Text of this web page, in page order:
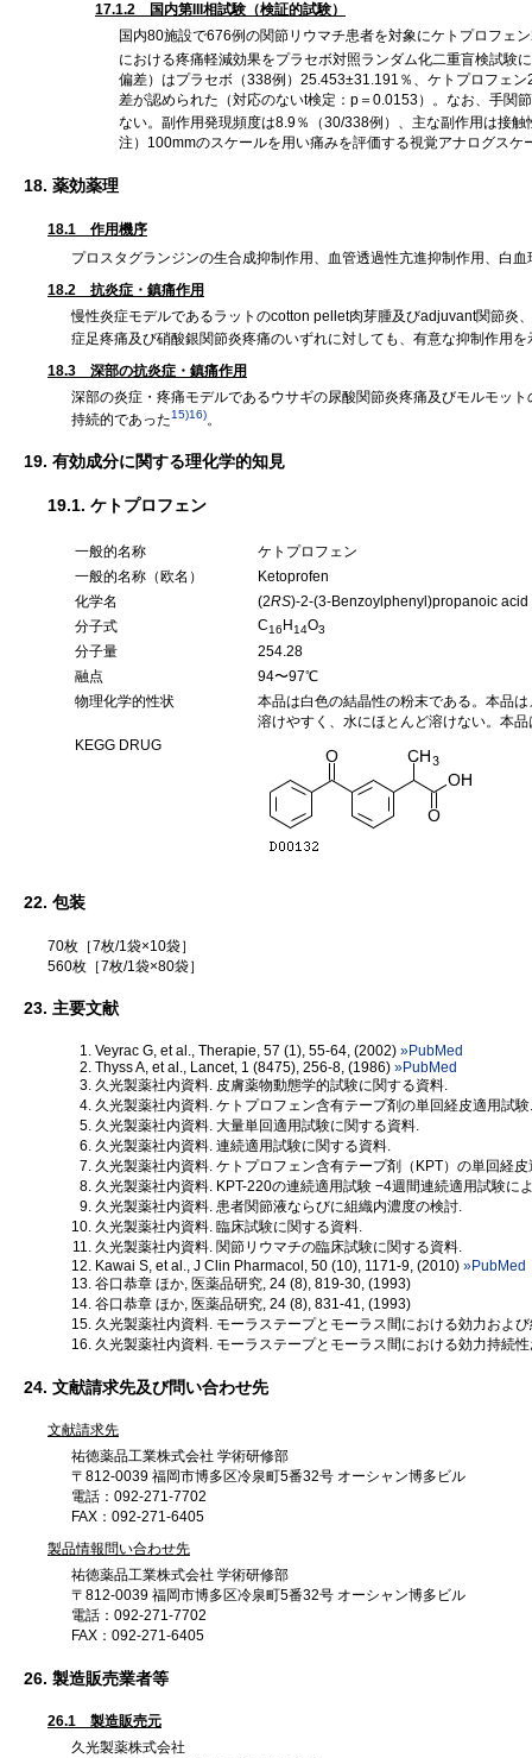
17.1.2 国内第III相試験（検証的試験）
国内80施設で676例の関節リウマチ患者を対象にケトプロフェ
における疼痛軽減効果をプラセボ対照ランダム化二重盲検試験
偏差）はプラセボ（338例）25.453±31.191％、ケトプロフェ
差が認められた（対応のないt検定：p＝0.0153）。なお、手関
ない。副作用発現頻度は8.9％（30/338例）、主な副作用は接
注）100mmのスケールを用い痛みを評価する視覚アナログス
18. 薬効薬理
18.1 作用機序
プロスタグランジンの生合成抑制作用、血管透過性亢進抑制作用、白
18.2 抗炎症・鎮痛作用
慢性炎症モデルであるラットのcotton pellet肉芽腫及びadjuvant関節
症足疼痛及び硝酸銀関節炎疼痛のいずれに対しても、有意な抑制作用を
18.3 深部の抗炎症・鎮痛作用
深部の炎症・疼痛モデルであるウサギの尿酸関節炎疼痛及びモルモッ
持続的であった15)16)。
19. 有効成分に関する理化学的知見
19.1. ケトプロフェン
一般的名称
ケトプロフェン
一般的名称（欧名）
Ketoprofen
化学名
(2RS)-2-(3-Benzoylphenyl)propanoic acid
分子式
C16 H14O3
分子量
254.28
融点
94〜97℃
物理化学的性状
本品は白色の結晶性の粉末である。本品
溶けやすく、水にほとんど溶けない。本
KEGG DRUG
22. 包装
70枚［7枚/1袋×10袋］
560枚［7枚/1袋×80袋］
23. 主要文献
Veyrac G, et al., Therapie, 57 (1), 55-64, (2002) »PubMed
Thyss A, et al., Lancet, 1 (8475), 256-8, (1986) »PubMed
久光製薬社内資料. 皮膚薬物動態学的試験に関する資料.
久光製薬社内資料. ケトプロフェン含有テープ剤の単回経皮適用試験.
久光製薬社内資料. 大量単回適用試験に関する資料.
久光製薬社内資料. 連続適用試験に関する資料.
久光製薬社内資料. ケトプロフェン含有テープ剤（KPT）の単回経
久光製薬社内資料. KPT-220の連続適用試験 −4週間連続適用試験に
久光製薬社内資料. 患者関節液ならびに組織内濃度の検討.
久光製薬社内資料. 臨床試験に関する資料.
久光製薬社内資料. 関節リウマチの臨床試験に関する資料.
Kawai S, et al., J Clin Pharmacol, 50 (10), 1171-9, (2010) »PubMed
谷口恭章 ほか, 医薬品研究, 24 (8), 819-30, (1993)
谷口恭章 ほか, 医薬品研究, 24 (8), 831-41, (1993)
久光製薬社内資料. モーラステープとモーラス間における効力およ
久光製薬社内資料. モーラステープとモーラス間における効力持続
24. 文献請求先及び問い合わせ先
文献請求先
祐徳薬品工業株式会社 学術研修部
〒812-0039 福岡市博多区冷泉町5番32号 オーシャン博多ビル
電話：092-271-7702
FAX：092-271-6405
製品情報問い合わせ先
祐徳薬品工業株式会社 学術研修部
〒812-0039 福岡市博多区冷泉町5番32号 オーシャン博多ビル
電話：092-271-7702
FAX：092-271-6405
26. 製造販売業者等
26.1 製造販売元
久光製薬株式会社